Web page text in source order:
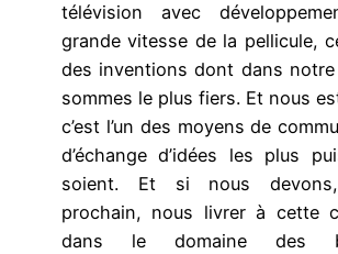
télévision avec
grande vitesse de la pellicule,
des inventions dont dans
sommes le plus fiers. Et nous
c’est l’un des moyens de
d’échange d’idées les plus
soient. Et si nous
prochain, nous livrer à cette
dans le domaine des